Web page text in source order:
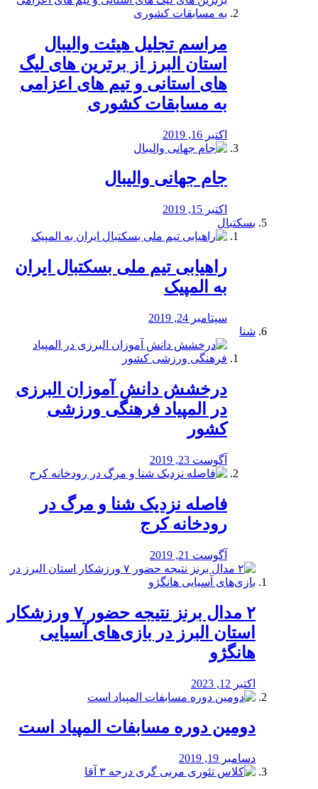
مراسم تجلیل هیئت والیبال
استان البرز از برترین های لیگ
های استانی و تیم های اعزامی
به مسابقات کشوری
اکتبر 16, 2019
جام جهانی والیبال
اکتبر 15, 2019
بسکتبال
راهیابی تیم ملی بسکتبال ایران
به المپیک
سپتامبر 24, 2019
شنا
درخشش دانش آموزان البرزی
در المپیاد فرهنگی ورزشی
کشور
آگوست 23, 2019
️فاصله نزدیک شنا و مرگ در
رودخانه کرج
آگوست 21, 2019
۲ مدال برنز نتیجه حضور ۷ ورزشکار
استان البرز در بازی‌های آسیایی
هانگژو
اکتبر 12, 2023
دومین دوره مسابفات المپیاد است
دسامبر 19, 2019